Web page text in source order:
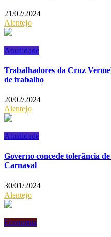
21/02/2024
Alentejo
Atualidade
Trabalhadores da Cruz
de trabalho
20/02/2024
Alentejo
Atualidade
Governo concede tolerância
Carnaval
30/01/2024
Alentejo
Economia